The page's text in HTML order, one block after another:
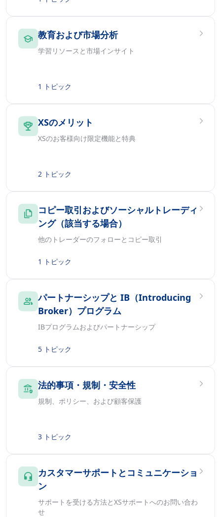
教育および市場分析
学習リソースと市場インサイト
1 トピック
XSのメリット
XSのお客様向け限定機能と特典
2 トピック
コピー取引およびソーシャルトレーディ
ング（該当する場合）
他のトレーダーのフォローとコピー取引
1 トピック
パートナーシップと IB（Introducing
Broker）プログラム
IBプログラムおよびパートナーシップ
5 トピック
法的事項・規制・安全性
規制、ポリシー、および顧客保護
3 トピック
カスタマーサポートとコミュニケーショ
ン
サポートを受ける方法とXSサポートへのお問い合わ
せ